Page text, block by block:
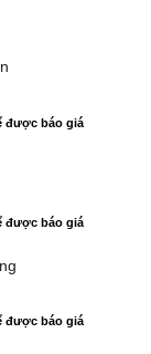
được báo giá
được báo giá
được báo giá